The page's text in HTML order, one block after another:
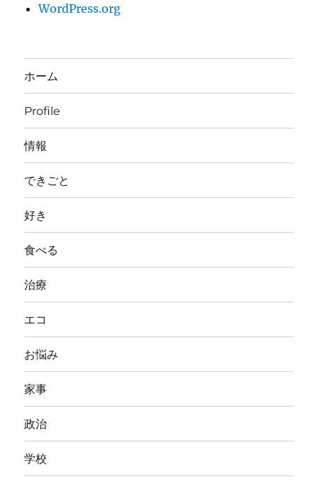
WordPress.org
ホーム
Profile
情報
できごと
好き
食べる
治療
エコ
お悩み
家事
政治
学校